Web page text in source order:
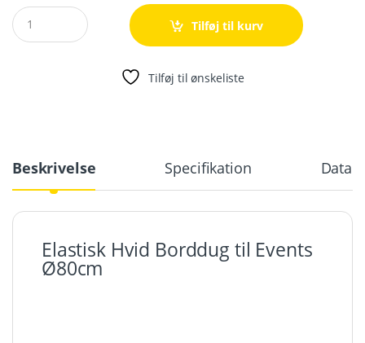
Quantity
Tilføj til kurv
Tilføj til ønskeliste
Beskrivelse Specifikation
Elastisk Hvid Borddug til Events
Ø80cm